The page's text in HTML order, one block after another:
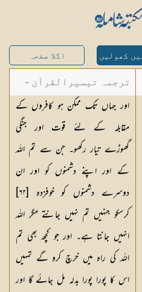
کھولیں اگلا صفحہ
ترجمہ تیسیرالقرآن -
مولانا عبد الرحمن
کیلانی
اور جہاں تک ممکن ہو کافروں کے
مقابلہ کے لئے قوت اور جنگی
گھوڑے تیار رکھو۔ جن سے تم اللہ
کے اور اپنے دشمنوں کو اور ان
دوسرے دشمنوں کو خوفزدہ [٦٢]
کرسکو جنہیں تم نہیں جانتے مگر اللہ
انہیں جانتا ہے۔ اور جو کچھ بھی تم
اللہ کی راہ میں خرچ کرو گے تمہیں
اس کا پورا پورا بدلہ مل جائے گا اور